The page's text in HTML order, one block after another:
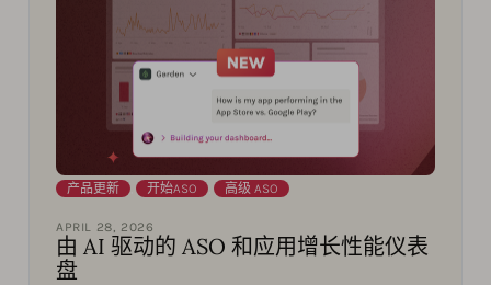
产品更新 开始ASO 高级 ASO
APRIL 28, 2026
由 AI 驱动的 ASO 和应用增长性能仪表
盘